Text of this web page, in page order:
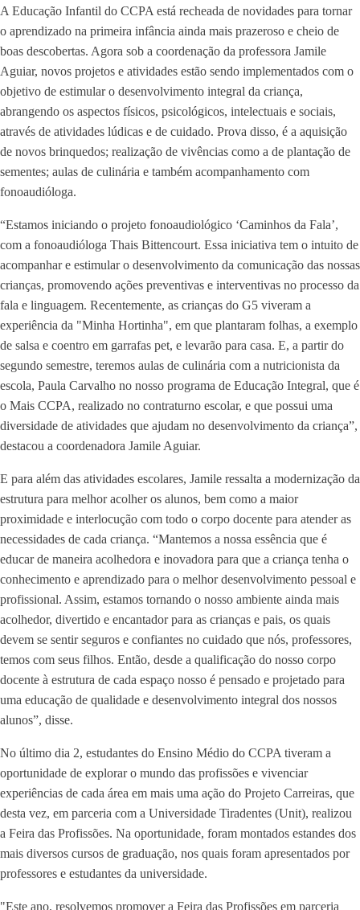
A Educação Infantil do CCPA está recheada de novidades para tornar
o aprendizado na primeira infância ainda mais prazeroso e cheio de
boas descobertas. Agora sob a coordenação da professora Jamile
Aguiar, novos projetos e atividades estão sendo implementados com o
objetivo de estimular o desenvolvimento integral da criança,
abrangendo os aspectos físicos, psicológicos, intelectuais e sociais,
através de atividades lúdicas e de cuidado. Prova disso, é a aquisição
de novos brinquedos; realização de vivências como a de plantação de
sementes; aulas de culinária e também acompanhamento com
fonoaudióloga.
“Estamos iniciando o projeto fonoaudiológico ‘Caminhos da Fala’,
com a fonoaudióloga Thais Bittencourt. Essa iniciativa tem o intuito de
acompanhar e estimular o desenvolvimento da comunicação das nossas
crianças, promovendo ações preventivas e interventivas no processo da
fala e linguagem. Recentemente, as crianças do G5 viveram a
experiência da "Minha Hortinha", em que plantaram folhas, a exemplo
de salsa e coentro em garrafas pet, e levarão para casa. E, a partir do
segundo semestre, teremos aulas de culinária com a nutricionista da
escola, Paula Carvalho no nosso programa de Educação Integral, que é
o Mais CCPA, realizado no contraturno escolar, e que possui uma
diversidade de atividades que ajudam no desenvolvimento da criança”,
destacou a coordenadora Jamile Aguiar.
E para além das atividades escolares, Jamile ressalta a modernização da
estrutura para melhor acolher os alunos, bem como a maior
proximidade e interlocução com todo o corpo docente para atender as
necessidades de cada criança. “Mantemos a nossa essência que é
educar de maneira acolhedora e inovadora para que a criança tenha o
conhecimento e aprendizado para o melhor desenvolvimento pessoal e
profissional. Assim, estamos tornando o nosso ambiente ainda mais
acolhedor, divertido e encantador para as crianças e pais, os quais
devem se sentir seguros e confiantes no cuidado que nós, professores,
temos com seus filhos. Então, desde a qualificação do nosso corpo
docente à estrutura de cada espaço nosso é pensado e projetado para
uma educação de qualidade e desenvolvimento integral dos nossos
alunos”, disse.
No último dia 2, estudantes do Ensino Médio do CCPA tiveram a
oportunidade de explorar o mundo das profissões e vivenciar
experiências de cada área em mais uma ação do Projeto Carreiras, que
desta vez, em parceria com a Universidade Tiradentes (Unit), realizou
a Feira das Profissões. Na oportunidade, foram montados estandes dos
mais diversos cursos de graduação, nos quais foram apresentados por
professores e estudantes da universidade.
"Este ano, resolvemos promover a Feira das Profissões em parceria